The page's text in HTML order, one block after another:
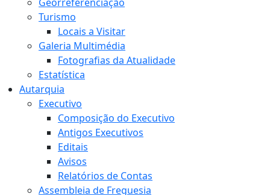
Turismo
Locais a Visitar
Galeria Multimédia
Fotografias da Atualidade
Estatística
Autarquia
Executivo
Composição do Executivo
Antigos Executivos
Editais
Avisos
Relatórios de Contas
Assembleia de Freguesia